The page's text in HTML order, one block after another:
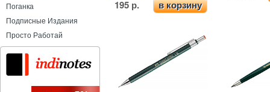
Поганка
Подписные Издания
Просто Работай
195 р. в корзину